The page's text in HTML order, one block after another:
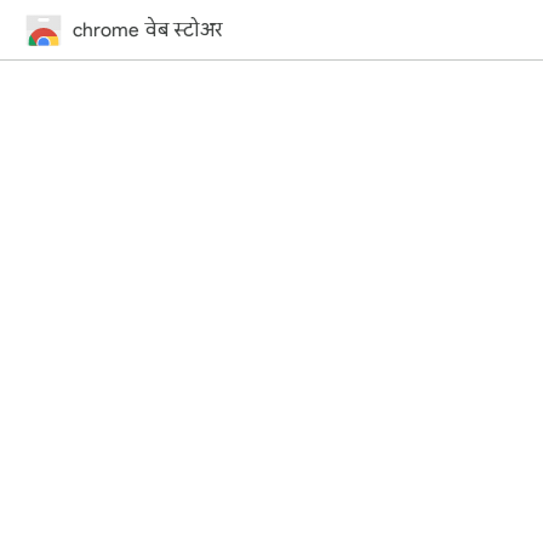
chrome वेब स्टोअर